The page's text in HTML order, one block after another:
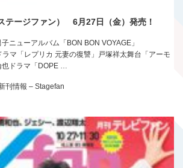
テージファン） 6月27日（金）発売！
ニューアルバム「BON BON VOYAGE」
ラマ「レプリカ 元妻の復讐」戸塚祥太舞台「アーモ
也ドラマ「DOPE …
刊情報 – Stagefan